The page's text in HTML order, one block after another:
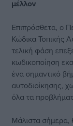
μέλλον
Επιπρόσθετα, ο
Κώδικα Τοπικής
τελική φάση
κωδικοποίηση
ένα σημαντικό
αυτοδιοίκησης,
όλα τα
Μάλιστα σήμερα,